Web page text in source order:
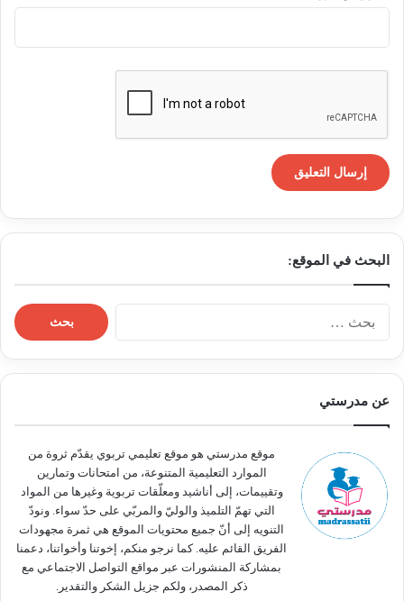
البحث في الموقع:
ن
عن مدرستي
موقع مدرستي هو موقع تعليمي تربوي يقدّم ثروة من
الموارد التعليمية المتنوعة، من امتحانات وتمارين
وتقييمات، إلى أناشيد ومعلّقات تربوية وغيرها من المواد
التي تهمّ التلميذ والوليّ والمربّي على حدّ سواء. ونودّ
التنويه إلى أنّ جميع محتويات الموقع هي ثمرة مجهودات
الفريق القائم عليه. كما نرجو منكم، إخوتنا وأخواتنا، دعمنا
بمشاركة المنشورات عبر مواقع التواصل الاجتماعي مع
ذكر المصدر، ولكم جزيل الشكر والتقدير.